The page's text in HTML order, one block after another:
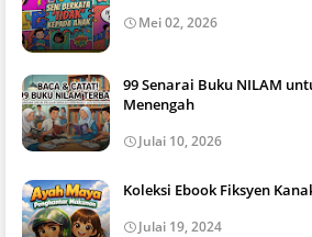
Mei 02, 2026
99 Senarai Buku NILAM
Menengah
Julai 10, 2026
Koleksi Ebook Fiksyen
Julai 19, 2024